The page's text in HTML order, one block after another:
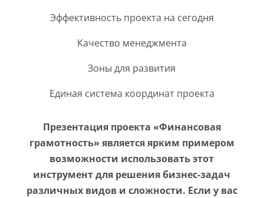
Эффективность проекта на сегодня
Качество менеджмента
Зоны для развития
Единая система координат проекта
Презентация проекта «Финансовая
грамотность» является ярким примером
возможности использовать этот
инструмент для решения бизнес-задач
различных видов и сложности. Если у вас